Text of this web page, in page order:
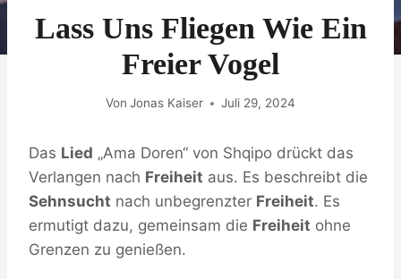
Lass Uns Fliegen Wie Ein
Freier Vogel
Von Jonas Kaiser Juli 29, 2024
Das Lied „Ama Doren“ von Shqipo drückt das
Verlangen nach Freiheit aus. Es beschreibt die
Sehnsucht nach unbegrenzter Freiheit. Es
ermutigt dazu, gemeinsam die Freiheit ohne
Grenzen zu genießen.